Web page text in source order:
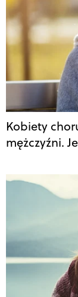
Kobiety
mężczyźni.